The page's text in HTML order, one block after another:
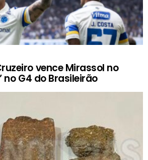
vence Mirassol no
no G4 do Brasileirão